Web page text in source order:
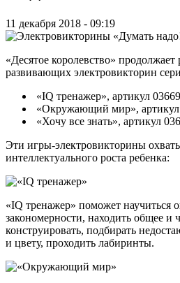
11 декабря 2018 - 09:19
«Десятое королевство»
развивающих электровикторин
«IQ тренажер», артикул
«Окружающий мир», артикул
«Хочу все знать», артикул
Эти игры-электровикторины
интеллектуального роста ребенка:
«IQ тренажер» поможет научиться
закономерности, находить общее и
конструировать, подбирать
и цвету, проходить лабиринты.